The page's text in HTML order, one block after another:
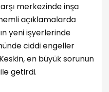
merkezinde inşa
açıklamalarda
yeni işyerlerinde
ciddi engeller
en büyük sorunun
getirdi.